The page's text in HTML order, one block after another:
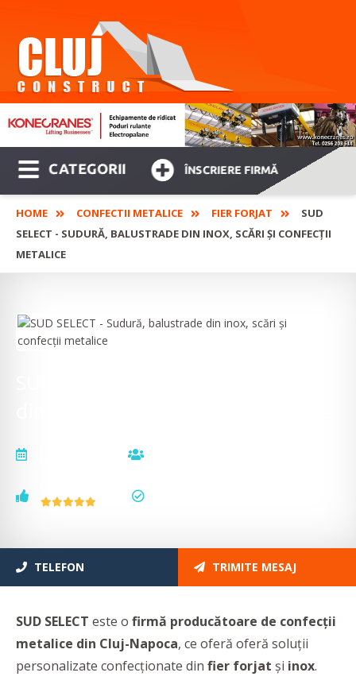
CATEGORII ÎNSCRIERE FIRMĂ
HOME CONFECTII METALICE FIER FORJAT
SUD
SELECT - SUDURĂ, BALUSTRADE DIN INOX, SCĂRI ȘI CONFECȚII
METALICE
TELEFON TRIMITE MESAJ
SUD SELECT este o firmă producătoare de confecţii
metalice din Cluj-Napoca, ce oferă oferă soluţii
personalizate confecţionate din fier forjat şi inox.